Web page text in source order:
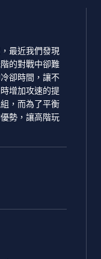
最近我們發現
的對戰中卻難
卻時間，讓不
增加攻速的提
，而為了平衡
勢，讓高階玩